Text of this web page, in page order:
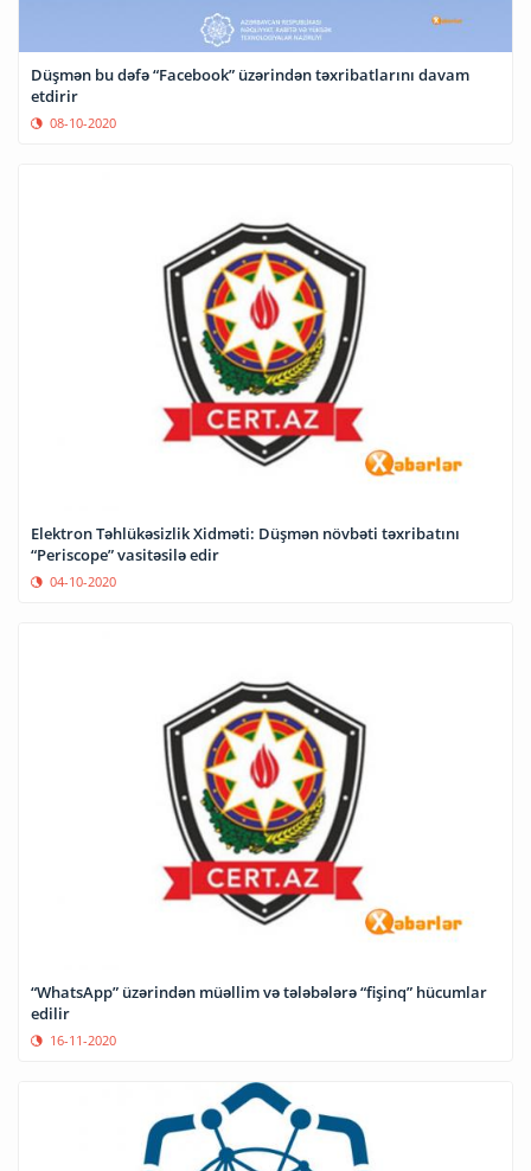
Düşmən bu dəfə “Facebook” üzərindən təxribatlarını davam
etdirir
08-10-2020
Elektron Təhlükəsizlik Xidməti: Düşmən növbəti təxribatını
“Periscope” vasitəsilə edir
04-10-2020
“WhatsApp” üzərindən müəllim və tələbələrə “fişinq” hücumlar
edilir
16-11-2020